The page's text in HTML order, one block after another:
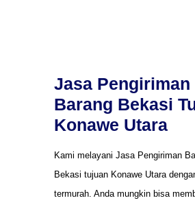
Jasa Pengiriman
Barang Bekasi
Konawe Utara
Kami melayani Jasa Pengiriman
Bekasi tujuan Konawe Utara
termurah. Anda mungkin bisa